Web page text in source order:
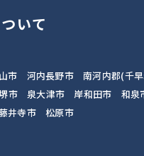
いて
市 河内長野市 南河内郡(千
市 泉大津市 岸和田市 和
井寺市 松原市